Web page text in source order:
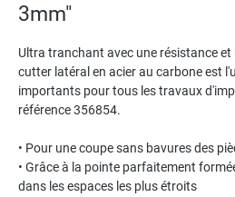
3mm"
Ultra tranchant avec une résistance et
cutter latéral en acier au carbone est
importants pour tous les travaux
référence 356854.
• Pour une coupe sans bavures des
• Grâce à la pointe parfaitement
dans les espaces les plus étroits